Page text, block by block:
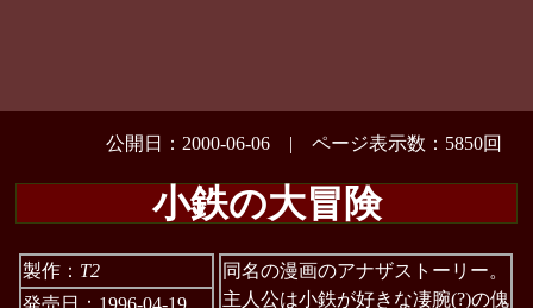
公開日：2000-06-06 | ページ表示数：5850回
小鉄の大冒険
製作： T2
発売日：1996-04-19
同名の漫画のアナザストーリー。
主人公は小鉄が好きな凄腕(?)の傀